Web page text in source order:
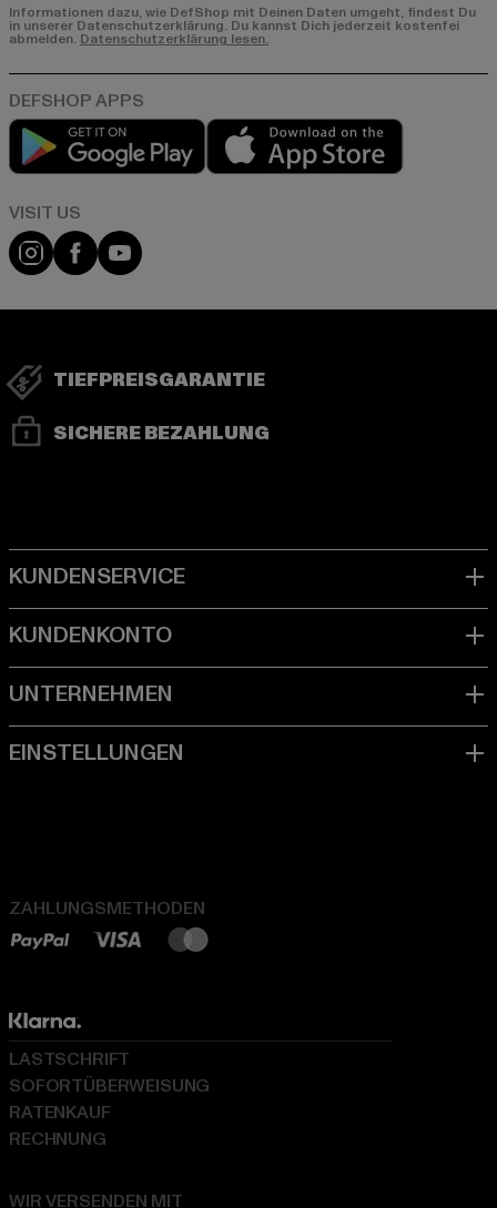
Informationen dazu, wie DefShop mit Deinen Daten umgeht, findest Du
in unserer Datenschutzerklärung. Du kannst Dich jederzeit kostenfei
abmelden. Datenschutzerklärung lesen.
Play market
Visit our Instagram page:
Visit our Facebook page:
Visit our YouTube channel:
TIEFPREISGARANTIE
SICHERE BEZAHLUNG
ZAHLUNGSMETHODEN
WIR VERSENDEN MIT
LASTSCHRIFT
SOFORTÜBERWEISUNG
RATENKAUF
RECHNUNG